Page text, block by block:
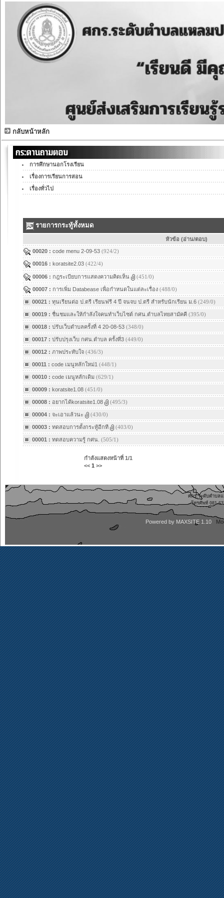
กลับหน้าหลัก
การศึกษานอกโรงเรียน
เรื่องการเรียนการสอน
เรื่องทั่วไป
รายการกระทู้ทั้งหมด
หัวข้อ (อ่าน/ตอบ)
00020 : code menu 2-09-53 (924/2)
00016 : koratsite2.03 (422/4)
00006 : กฎระเบียบการแสดงความคิดเห็น (451/0)
00007 : การเพิ่ม Databease เพื่อกำหนดในแต่ละเรื่อง (488/0)
00021 : ทุนเรียนต่อ ป.ตรี เรียนฟรี 4 ปี จนจบ ป.ตรี สำหรับนักเรียน ม.6 (249/0)
00019 : ชื่นชมและให้กำลังใจคนทำเว็บไซต์ กศน.ตำบลไทยสามัคคี (395/0)
00018 : ปรับเว็บตำบลครั้งที่ 4 20-08-53 (348/0)
00017 : ปรับปรุงเว็บ กศน.ตำบล ครั้งที่3 (449/0)
00012 : ภาพประทับใจ (436/3)
00011 : code เมนูหลักใหม่1 (448/1)
00010 : code เมนูหลักเดิม (629/1)
00009 : koratsite1.08 (451/0)
00008 : อยากได้koratsite1.08 (495/3)
00004 : จะเอาแล้วนะ (430/0)
00003 : ทดสอบการตั้งกระทู้อีกที (403/0)
00001 : ทดสอบความรู้ กศน. (505/1)
กำลังแสดงหน้าที่1/1
<< 1 >>
ศกร.ระดับตำบลแ
โทรศัพท์ 081-
Powered by MAXSITE 1.10